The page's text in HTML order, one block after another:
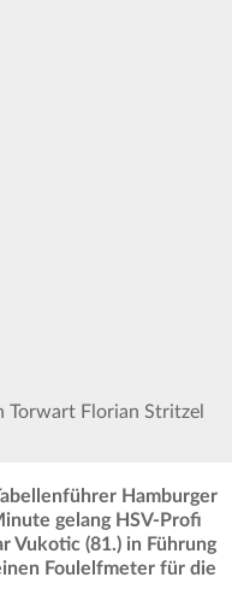
Torwart Florian Stritzel
Hamburger
gelang HSV-Profi
Vukotic (81.) in Führung
Foulelfmeter für die